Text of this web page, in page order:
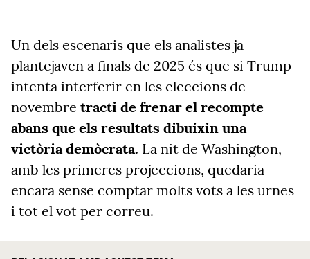
Un dels escenaris que els analistes ja
plantejaven a finals de 2025 és que si Trump
intenta interferir en les eleccions de
novembre tracti de frenar el recompte
abans que els resultats dibuixin una
victòria demòcrata. La nit de Washington,
amb les primeres projeccions, quedaria
encara sense comptar molts vots a les urnes
i tot el vot per correu.